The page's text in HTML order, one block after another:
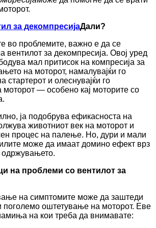
за декомпресијаДали?
во проблемите, важно е да се
вентилот за декомпресија. Овој уред
мал притисок на компресија за
на моторот, намалувајќи го
стартерот и олеснувајќи го
моторот — особено кај моторите со
ја подобрува ефикасноста на
животниот век на моторот и
процес на палење. Но, дури и мали
може да имаат домино ефект врз
на проблеми со вентилот за
на симптомите може да заштеди
поголемо оштетување на моторот. Еве
на кои треба да внимавате: